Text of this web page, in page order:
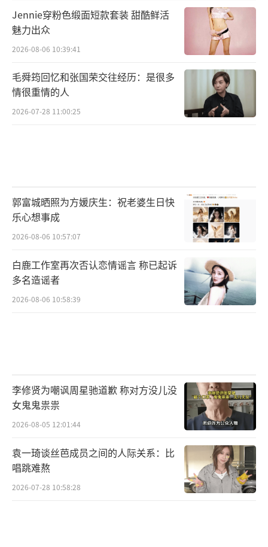
Jennie穿粉色缎面短款套装 甜酷鲜活
魅力出众
2026-08-06 10:39:41
毛舜筠回忆和张国荣交往经历：是很多
情很重情的人
2026-07-28 11:00:25
郭富城晒照为方媛庆生：祝老婆生日快
乐心想事成
2026-08-06 10:57:07
白鹿工作室再次否认恋情谣言 称已起诉
多名造谣者
2026-08-06 10:58:39
李修贤为嘲讽周星驰道歉 称对方没儿没
女鬼鬼祟祟
2026-08-05 12:01:44
袁一琦谈丝芭成员之间的人际关系：比
唱跳难熬
2026-07-28 10:58:28